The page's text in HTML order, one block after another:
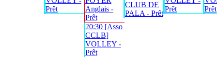
Prêt
Anglais -
Prêt
20:30 [Asso
CCLB]
VOLLEY -
Prêt
CLUB DE
PALA - Prêt
Prêt
Prêt